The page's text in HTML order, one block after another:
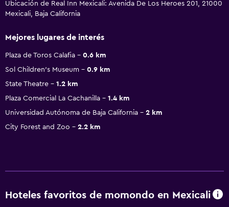
Ubicación de Real Inn Mexicali: Avenida De Los Heroes 201, 21000
Mexicali, Baja California
Mejores lugares de interés
Plaza de Toros Calafia
0.6 km
Sol Children's Museum
0.9 km
State Theatre
1.2 km
Plaza Comercial La Cachanilla
1.4 km
Universidad Autónoma de Baja California
2 km
City Forest and Zoo
2.2 km
Hoteles favoritos de momondo en Mexicali